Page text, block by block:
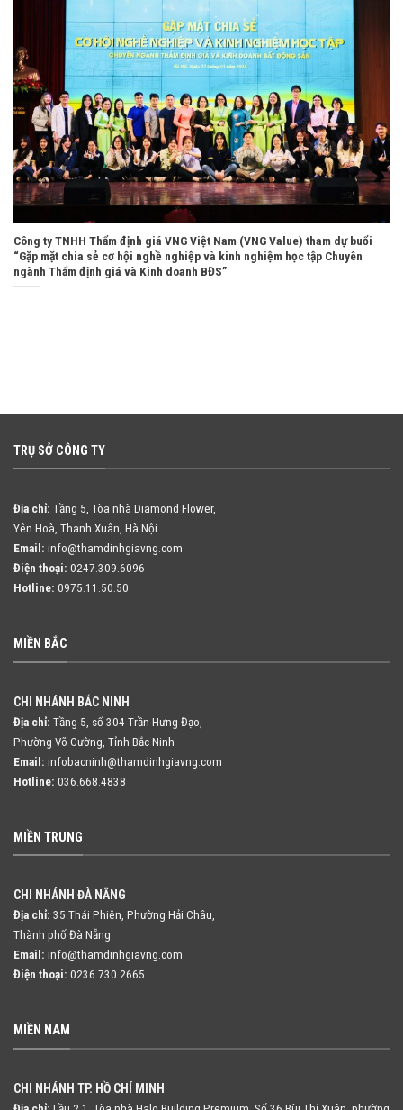
Công ty TNHH Thẩm định giá VNG Việt Nam (VNG Value) tham dự buổi
“Gặp mặt chia sẻ cơ hội nghề nghiệp và kinh nghiệm học tập Chuyên
ngành Thẩm định giá và Kinh doanh BĐS”
TRỤ SỞ CÔNG TY
Địa chỉ: Tầng 5, Tòa nhà Diamond Flower,
Yên Hoà, Thanh Xuân, Hà Nội
Email: info@thamdinhgiavng.com
Điện thoại: 0247.309.6096
Hotline: 0975.11.50.50
MIỀN BẮC
CHI NHÁNH BẮC NINH
Địa chỉ: Tầng 5, số 304 Trần Hưng Đạo,
Phường Võ Cường, Tỉnh Bắc Ninh
Email: infobacninh@thamdinhgiavng.com
Hotline: 036.668.4838
MIỀN TRUNG
CHI NHÁNH ĐÀ NẴNG
Địa chỉ: 35 Thái Phiên, Phường Hải Châu,
Thành phố Đà Nẵng
Email: info@thamdinhgiavng.com
Điện thoại: 0236.730.2665
MIỀN NAM
CHI NHÁNH TP. HỒ CHÍ MINH